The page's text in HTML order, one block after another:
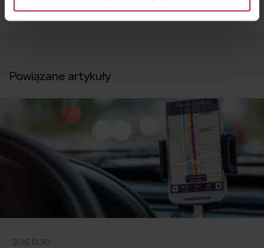
Powiązane artykuły
2016.12.30